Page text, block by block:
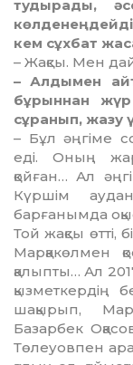
тудырады,
кем сұхбат
– Жақсы. Мен
– Алдымен
бұрыннан
сұранып, жазу
– Бұл әңгіме
еді. Оның
қойған… Ал
Күршім
барғанымда
Той жақсы өтті,
Марқакөлмен
қалыпты… Ал
қызмет­кердің
шақырып,
Базарбек
Төлеуовпен